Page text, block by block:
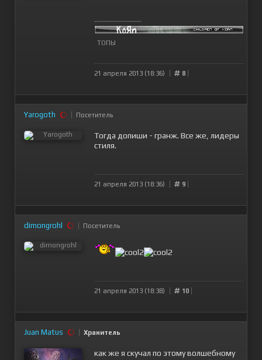
--------------------
ТОПЫ
21 апреля 2013 (18:36) 8
Yarogoth Посетитель
Тогда допиши - гранж. Все же, лидеры
стиля.
21 апреля 2013 (18:36) 9
dimongrohl Посетитель
21 апреля 2013 (18:38) 10
Juan Matus Хранитель
как же я скучал по этому волшебному